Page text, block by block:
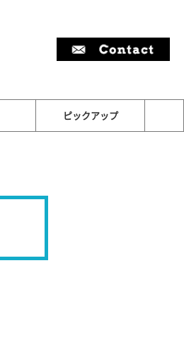
ピックアップ